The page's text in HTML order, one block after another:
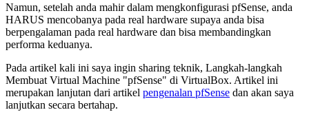
Namun, setelah anda mahir dalam mengkonfigurasi pfSense, anda
HARUS mencobanya pada real hardware supaya anda bisa
berpengalaman pada real hardware dan bisa membandingkan
performa keduanya.
Pada artikel kali ini saya ingin sharing teknik, Langkah-langkah
Membuat Virtual Machine "pfSense" di VirtualBox. Artikel ini
merupakan lanjutan dari artikel pengenalan pfSense dan akan saya
lanjutkan secara bertahap.